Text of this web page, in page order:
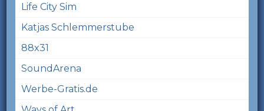
Life City Sim
Katjas Schlemmerstube
88x31
SoundArena
Werbe-Gratis.de